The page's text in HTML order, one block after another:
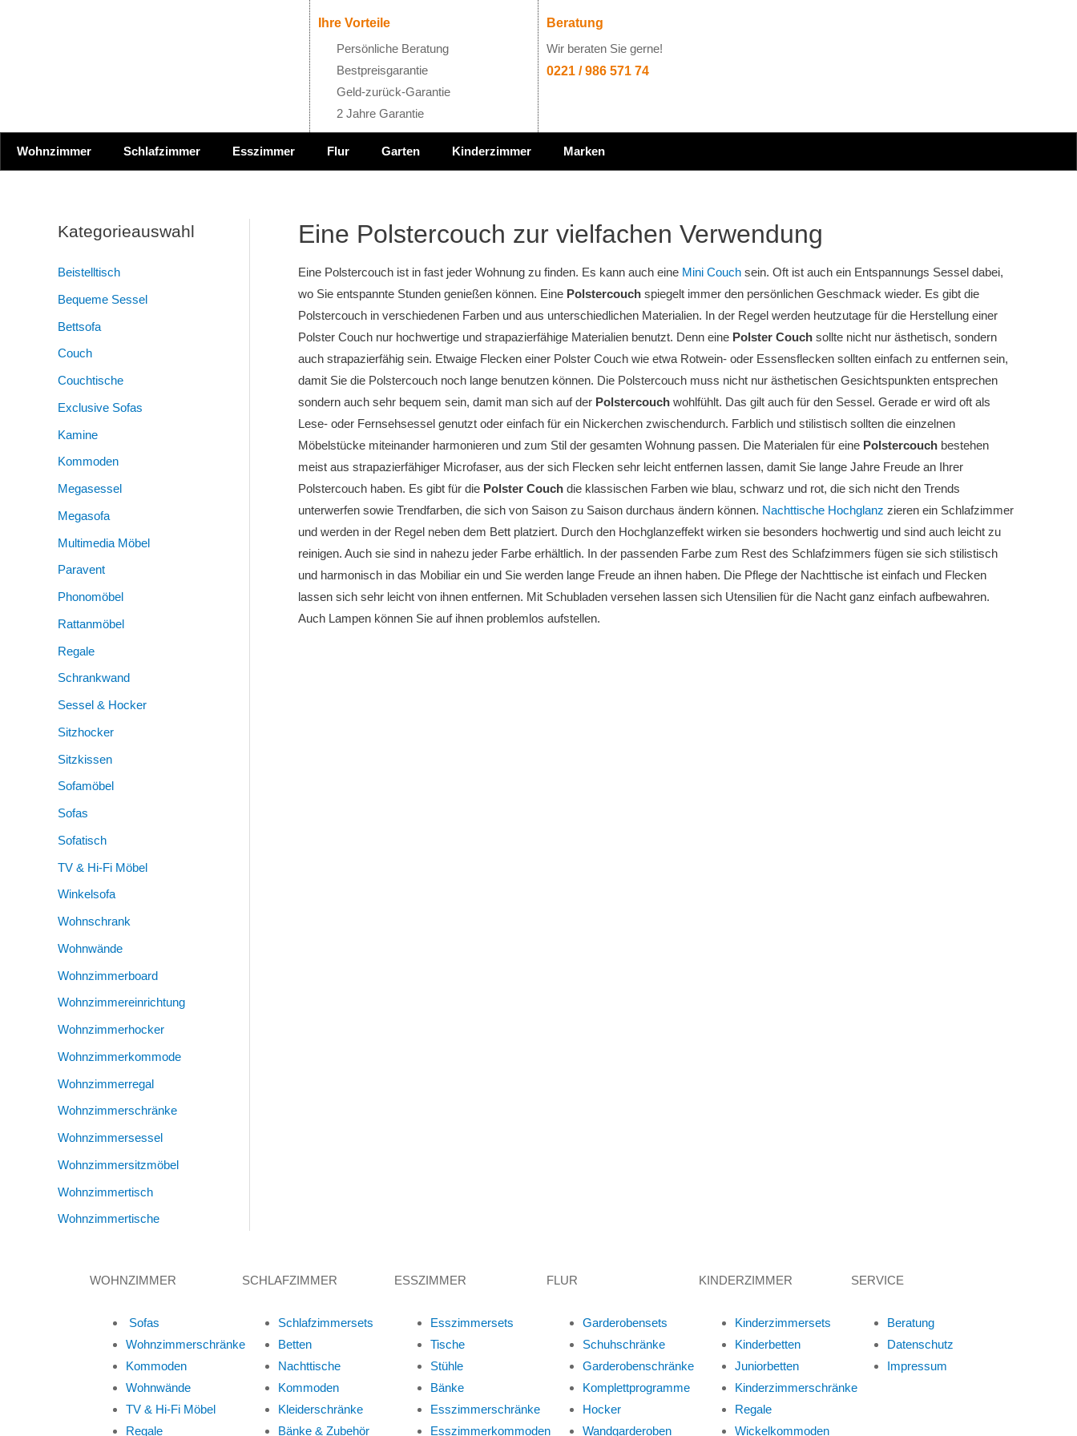
Ihre Vorteile
Persönliche Beratung
Bestpreisgarantie
Geld-zurück-Garantie
2 Jahre Garantie
Beratung
Wir beraten Sie gerne!
0221 / 986 571 74
Wohnzimmer Schlafzimmer Esszimmer Flur Garten Kinderzimmer Marken
Kategorieauswahl
Beistelltisch
Bequeme Sessel
Bettsofa
Couch
Couchtische
Exclusive Sofas
Kamine
Kommoden
Megasessel
Megasofa
Multimedia Möbel
Paravent
Phonomöbel
Rattanmöbel
Regale
Schrankwand
Sessel & Hocker
Sitzhocker
Sitzkissen
Sofamöbel
Sofas
Sofatisch
TV & Hi-Fi Möbel
Winkelsofa
Wohnschrank
Wohnwände
Wohnzimmerboard
Wohnzimmereinrichtung
Wohnzimmerhocker
Wohnzimmerkommode
Wohnzimmerregal
Wohnzimmerschränke
Wohnzimmersessel
Wohnzimmersitzmöbel
Wohnzimmertisch
Wohnzimmertische
Eine Polstercouch zur vielfachen Verwendung
Eine Polstercouch ist in fast jeder Wohnung zu finden. Es kann auch eine Mini Couch sein. Oft ist auch ein Entspannungs Sessel dabei,
wo Sie entspannte Stunden genießen können. Eine Polstercouch spiegelt immer den persönlichen Geschmack wieder. Es gibt die
Polstercouch in verschiedenen Farben und aus unterschiedlichen Materialien. In der Regel werden heutzutage für die Herstellung einer
Polster Couch nur hochwertige und strapazierfähige Materialien benutzt. Denn eine Polster Couch sollte nicht nur ästhetisch, sondern
auch strapazierfähig sein. Etwaige Flecken einer Polster Couch wie etwa Rotwein- oder Essensflecken sollten einfach zu entfernen sein,
damit Sie die Polstercouch noch lange benutzen können. Die Polstercouch muss nicht nur ästhetischen Gesichtspunkten entsprechen
sondern auch sehr bequem sein, damit man sich auf der Polstercouch wohlfühlt. Das gilt auch für den Sessel. Gerade er wird oft als
Lese- oder Fernsehsessel genutzt oder einfach für ein Nickerchen zwischendurch. Farblich und stilistisch sollten die einzelnen
Möbelstücke miteinander harmonieren und zum Stil der gesamten Wohnung passen. Die Materialen für eine Polstercouch bestehen
meist aus strapazierfähiger Microfaser, aus der sich Flecken sehr leicht entfernen lassen, damit Sie lange Jahre Freude an Ihrer
Polstercouch haben. Es gibt für die Polster Couch die klassischen Farben wie blau, schwarz und rot, die sich nicht den Trends
unterwerfen sowie Trendfarben, die sich von Saison zu Saison durchaus ändern können. Nachttische Hochglanz zieren ein Schlafzimmer
und werden in der Regel neben dem Bett platziert. Durch den Hochglanzeffekt wirken sie besonders hochwertig und sind auch leicht zu
reinigen. Auch sie sind in nahezu jeder Farbe erhältlich. In der passenden Farbe zum Rest des Schlafzimmers fügen sie sich stilistisch
und harmonisch in das Mobiliar ein und Sie werden lange Freude an ihnen haben. Die Pflege der Nachttische ist einfach und Flecken
lassen sich sehr leicht von ihnen entfernen. Mit Schubladen versehen lassen sich Utensilien für die Nacht ganz einfach aufbewahren.
Auch Lampen können Sie auf ihnen problemlos aufstellen.
WOHNZIMMER
Sofas
Wohnzimmerschränke
Kommoden
Wohnwände
TV & Hi-Fi Möbel
Regale
SCHLAFZIMMER
Schlafzimmersets
Betten
Nachttische
Kommoden
Kleiderschränke
Bänke & Zubehör
ESSZIMMER
Esszimmersets
Tische
Stühle
Bänke
Esszimmerschränke
Esszimmerkommoden
FLUR
Garderobensets
Schuhschränke
Garderobenschränke
Komplettprogramme
Hocker
Wandgarderoben
KINDERZIMMER
Kinderzimmersets
Kinderbetten
Juniorbetten
Kinderzimmerschränke
Regale
Wickelkommoden
SERVICE
Beratung
Datenschutz
Impressum